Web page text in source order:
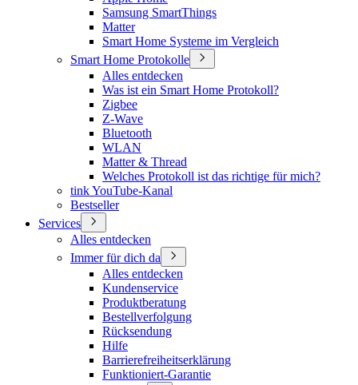
Samsung SmartThings
Matter
Smart Home Systeme im Vergleich
Smart Home Protokolle
Alles entdecken
Was ist ein Smart Home Protokoll?
Zigbee
Z-Wave
Bluetooth
WLAN
Matter & Thread
Welches Protokoll ist das richtige für mich?
tink YouTube-Kanal
Bestseller
Services
Alles entdecken
Immer für dich da
Alles entdecken
Kundenservice
Produktberatung
Bestellverfolgung
Rücksendung
Hilfe
Barrierefreiheitserklärung
Funktioniert-Garantie